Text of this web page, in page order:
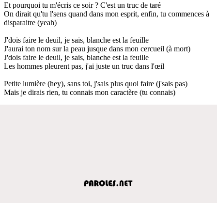
Et pourquoi tu m'écris ce soir ? C'est un truc de taré
On dirait qu'tu l'sens quand dans mon esprit, enfin, tu commences à
disparaitre (yeah)
J'dois faire le deuil, je sais, blanche est la feuille
J'aurai ton nom sur la peau jusque dans mon cercueil (à mort)
J'dois faire le deuil, je sais, blanche est la feuille
Les hommes pleurent pas, j'ai juste un truc dans l'œil
Petite lumière (hey), sans toi, j'sais plus quoi faire (j'sais pas)
Mais je dirais rien, tu connais mon caractère (tu connais)